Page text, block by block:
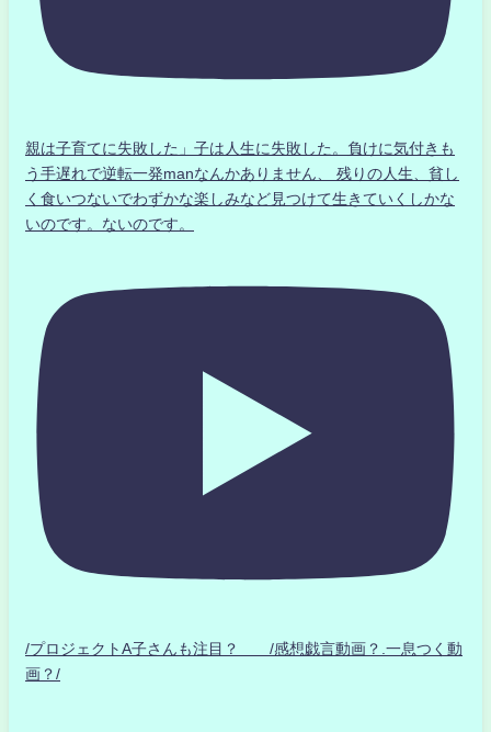
親は子育てに失敗した」子は人生に失敗した。負けに気付きも
う手遅れで逆転一発manなんかありません、 残りの人生、貧し
く食いつないでわずかな楽しみなど見つけて生きていくしかな
いのです。ないのです。
/プロジェクトA子さんも注目？ /感想戯言動画？.一息つく動
画？/